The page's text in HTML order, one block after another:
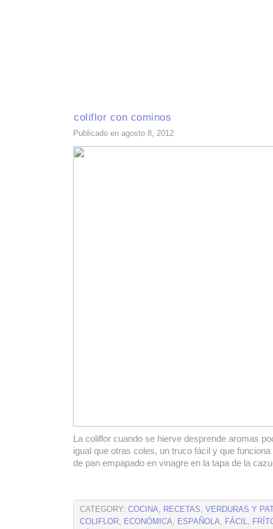
coliflor con cominos
Publicado en agosto 8, 2012
La coliflor cuando se hierve desprende aromas
igual que otras coles, un truco fácil y que
de pan empapado en vinagre en la tapa de la
CATEGORY: COCINA, RECETAS, VERDURAS Y
COLIFLOR, ECONÓMICA, ESPAÑOLA, FÁCIL,